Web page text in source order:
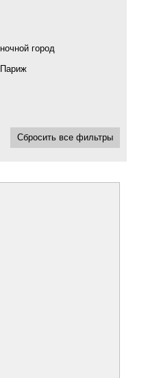
ночной город
Париж
Сбросить все фильтры